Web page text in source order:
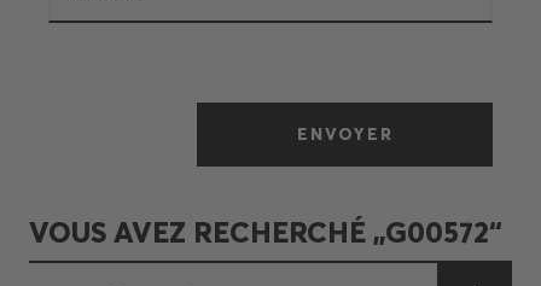
ENVOYER
VOUS AVEZ RECHERCHÉ „G00572“